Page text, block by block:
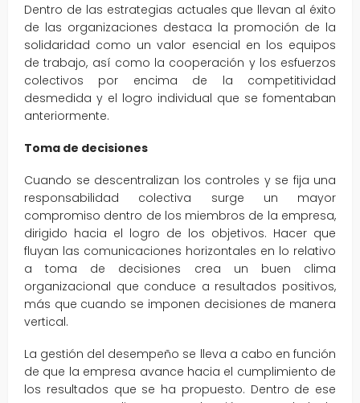
Dentro de las estrategias actuales que llevan al éxito
de las organizaciones destaca la promoción de la
solidaridad como un valor esencial en los equipos
de trabajo, así como la cooperación y los esfuerzos
colectivos por encima de la competitividad
desmedida y el logro individual que se fomentaban
anteriormente.
Toma de decisiones
Cuando se descentralizan los controles y se fija una
responsabilidad colectiva surge un mayor
compromiso dentro de los miembros de la empresa,
dirigido hacia el logro de los objetivos. Hacer que
fluyan las comunicaciones horizontales en lo relativo
a toma de decisiones crea un buen clima
organizacional que conduce a resultados positivos,
más que cuando se imponen decisiones de manera
vertical.
La gestión del desempeño se lleva a cabo en función
de que la empresa avance hacia el cumplimiento de
los resultados que se ha propuesto. Dentro de ese